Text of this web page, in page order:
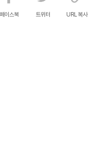
페이스북 트위터 URL 복사